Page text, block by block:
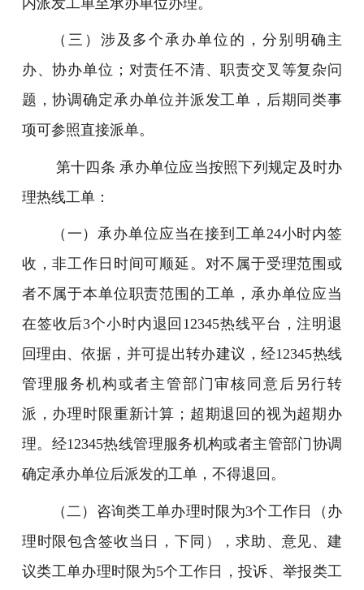
内派发工单至承办单位办理。
（三）涉及多个承办单位的，分别明确主
办、协办单位；对责任不清、职责交叉等复杂问
题，协调确定承办单位并派发工单，后期同类事
项可参照直接派单。
第十四条 承办单位应当按照下列规定及时办
理热线工单：
（一）承办单位应当在接到工单24小时内签
收，非工作日时间可顺延。对不属于受理范围或
者不属于本单位职责范围的工单，承办单位应当
在签收后3个小时内退回12345热线平台，注明退
回理由、依据，并可提出转办建议，经12345热线
管理服务机构或者主管部门审核同意后另行转
派，办理时限重新计算；超期退回的视为超期办
理。经12345热线管理服务机构或者主管部门协调
确定承办单位后派发的工单，不得退回。
（二）咨询类工单办理时限为3个工作日（办
理时限包含签收当日，下同），求助、意见、建
议类工单办理时限为5个工作日，投诉、举报类工